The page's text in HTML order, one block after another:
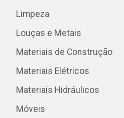
Limpeza
Louças e Metais
Materiais de Construção
Materiais Elétricos
Materiais Hidráulicos
Móveis